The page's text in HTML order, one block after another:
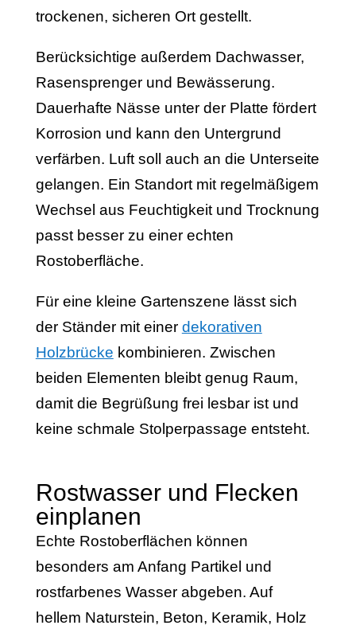
trockenen, sicheren Ort gestellt.
Berücksichtige außerdem Dachwasser,
Rasensprenger und Bewässerung.
Dauerhafte Nässe unter der Platte fördert
Korrosion und kann den Untergrund
verfärben. Luft soll auch an die Unterseite
gelangen. Ein Standort mit regelmäßigem
Wechsel aus Feuchtigkeit und Trocknung
passt besser zu einer echten
Rostoberfläche.
Für eine kleine Gartenszene lässt sich
der Ständer mit einer dekorativen
Holzbrücke kombinieren. Zwischen
beiden Elementen bleibt genug Raum,
damit die Begrüßung frei lesbar ist und
keine schmale Stolperpassage entsteht.
Rostwasser und Flecken
einplanen
Echte Rostoberflächen können
besonders am Anfang Partikel und
rostfarbenes Wasser abgeben. Auf
hellem Naturstein, Beton, Keramik, Holz